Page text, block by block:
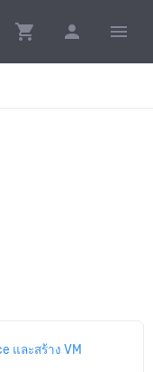
shopping_cart person menu
และสร้าง VM